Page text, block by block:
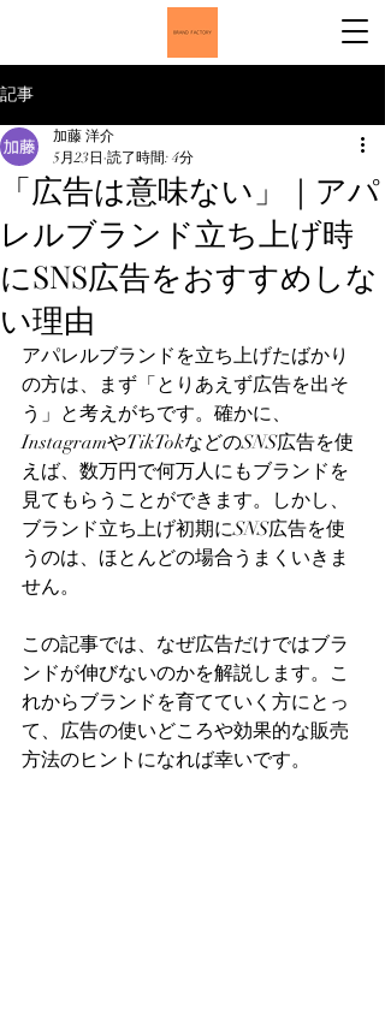
記事
「広告は意味ない」｜アパ
レルブランド立ち上げ時
にSNS広告をおすすめしな
い理由
加藤 洋介
5月23日 読了時間: 4分
アパレルブランドを立ち上げたばかり
の方は、まず「とりあえず広告を出そ
う」と考えがちです。確かに、
InstagramやTikTokなどのSNS広告を使
えば、数万円で何万人にもブランドを
見てもらうことができます。しかし、
ブランド立ち上げ初期にSNS広告を使
うのは、ほとんどの場合うまくいきま
せん。
この記事では、なぜ広告だけではブラ
ンドが伸びないのかを解説します。こ
れからブランドを育てていく方にとっ
て、広告の使いどころや効果的な販売
方法のヒントになれば幸いです。